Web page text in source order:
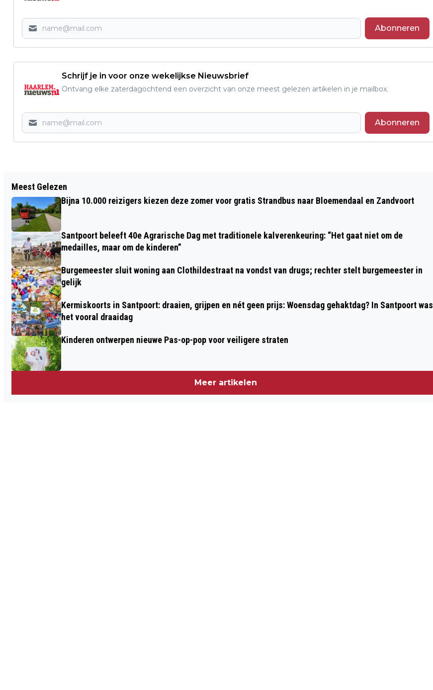
Abonneren
Schrijf je in voor onze wekelijkse Nieuwsbrief
Ontvang elke zaterdagochtend een overzicht van onze meest gelezen artikelen in je mailbox.
Abonneren
HERKEN UW STAD VANUIT DE LUCHT #5
ONGELUK MET GASAUTO
Meest Gelezen
Bijna 10.000 reizigers kiezen deze zomer voor gratis Strandbus naar Bloemendaal en Zandvoort
Santpoort beleeft 40e Agrarische Dag met traditionele kalverenkeuring: “Het gaat niet om de
medailles, maar om de kinderen”
Burgemeester sluit woning aan Clothildestraat na vondst van drugs; rechter stelt burgemeester in
gelijk
Kermiskoorts in Santpoort: draaien, grijpen en nét geen prijs: Woensdag gehaktdag? In Santpoort was
het vooral draaidag
Kinderen ontwerpen nieuwe Pas-op-pop voor veiligere straten
Meer artikelen